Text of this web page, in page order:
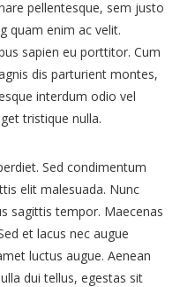
pellentesque, sem justo
quam enim ac velit.
sapien eu porttitor. Cum
dis parturient montes,
interdum odio vel
tristique nulla.
Sed condimentum
elit malesuada. Nunc
sagittis tempor. Maecenas
et lacus nec augue
luctus augue. Aenean
dui tellus, egestas sit